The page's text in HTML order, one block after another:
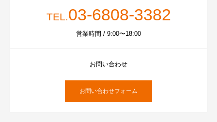
TEL.03-6808-3382
営業時間 / 9:00〜18:00
お問い合わせ
お問い合わせフォーム